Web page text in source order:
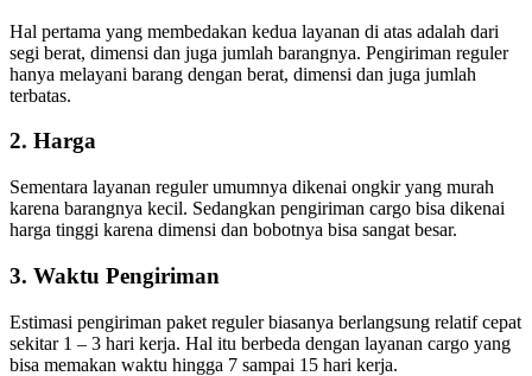
Hal pertama yang membedakan kedua layanan di atas adalah dari
segi berat, dimensi dan juga jumlah barangnya. Pengiriman reguler
hanya melayani barang dengan berat, dimensi dan juga jumlah
terbatas.
2. Harga
Sementara layanan reguler umumnya dikenai ongkir yang murah
karena barangnya kecil. Sedangkan pengiriman cargo bisa dikenai
harga tinggi karena dimensi dan bobotnya bisa sangat besar.
3. Waktu Pengiriman
Estimasi pengiriman paket reguler biasanya berlangsung relatif cepat
sekitar 1 – 3 hari kerja. Hal itu berbeda dengan layanan cargo yang
bisa memakan waktu hingga 7 sampai 15 hari kerja.